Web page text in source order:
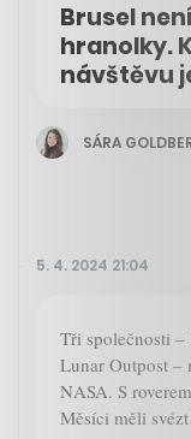
Brusel
hranolky.
návštěvu
SÁRA
5. 4. 2024 21:04
Tři společnosti
Lunar Outpost –
NASA. S
Měsíci měli